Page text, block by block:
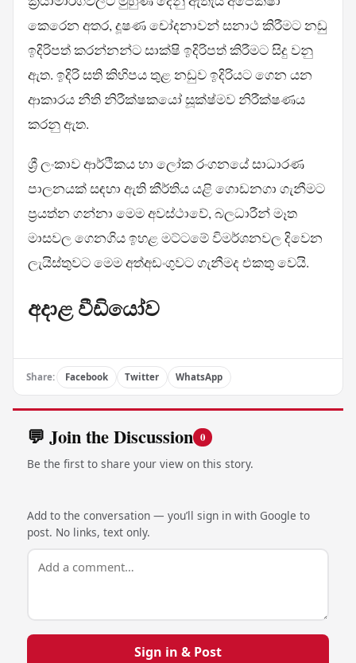
කෙරෙන අතර, දූෂණ චෝදනාවන් සනාථ කිරීමට නඩු
ඉදිරිපත් කරන්නන්ට සාක්ෂි ඉදිරිපත් කිරීමට සිදු වනු
ඇත. ඉදිරි සති කිහිපය තුළ නඩුව ඉදිරියට ගෙන යන
ආකාරය නීති නිරීක්ෂකයෝ සූක්ෂ්මව නිරීක්ෂණය
කරනු ඇත.
ශ්‍රී ලංකාව ආර්ථිකය හා ලෝක රංගනයේ සාධාරණ
පාලනයක් සඳහා ඇති කීර්තිය යළි ගොඩනගා ගැනීමට
ප්‍රයත්න ගන්නා මෙම අවස්ථාවේ, බලධාරීන් මෑත
මාසවල ගෙනගිය ඉහළ මට්ටමේ විමර්ශනවල දිවෙන
ලැයිස්තුවට මෙම අත්අඩංගුවට ගැනීමද එකතු වෙයි.
අදාළ වීඩියෝව
Share: Facebook Twitter WhatsApp
💬 Join the Discussion 0
Be the first to share your view on this story.
Add to the conversation — you’ll sign in with Google to
post. No links, text only.
Sign in & Post